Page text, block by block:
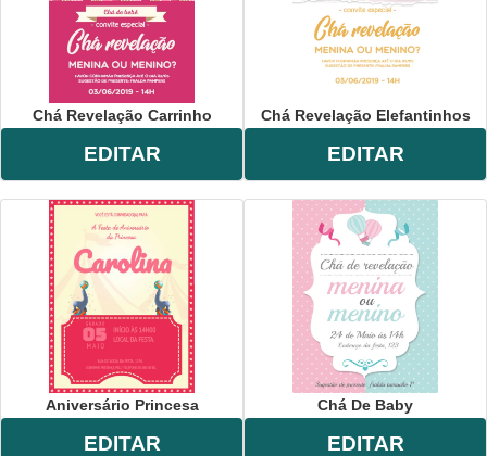
Chá Revelação Carrinho
EDITAR
Chá Revelação Elefantinhos
EDITAR
Aniversário Princesa
EDITAR
Chá De Baby
EDITAR